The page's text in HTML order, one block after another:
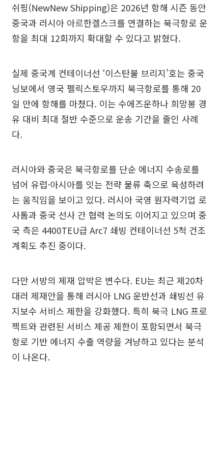
쉬핑(NewNew Shipping)은 2026년 항해 시즌 동안
중국과 러시아 아르한겔스크를 연결하는 북극항로 운
항을 최대 12회까지 확대할 수 있다고 밝혔다.
실제 중국계 컨테이너선 ‘이스탄불 브리지’호는 중국
닝보에서 영국 펠릭스토우까지 북극항로를 통해 20
일 만에 항해를 마쳤다. 이는 수에즈운하나 희망봉 경
유 대비 최대 절반 수준으로 운송 기간을 줄인 사례
다.
러시아와 중국은 북극항로를 단순 에너지 수송로를
넘어 유럽·아시아를 잇는 전략 물류 축으로 육성하려
는 움직임을 보이고 있다. 러시아 국영 원자력기업 로
사톰과 중국 선사 간 협력 논의도 이어지고 있으며 중
국 측은 4400TEU급 Arc7 쇄빙 컨테이너선 5척 건조
계획도 추진 중이다.
다만 서방의 제재 압박은 변수다. EU는 최근 제20차
대러 제재안을 통해 러시아 LNG 운반선과 쇄빙선 유
지보수 서비스 제한을 강화했다. 특히 북극 LNG 프로
젝트와 관련된 서비스 제공 제한이 포함되면서 북극
항로 기반 에너지 수출 역량을 겨냥하고 있다는 분석
이 나온다.